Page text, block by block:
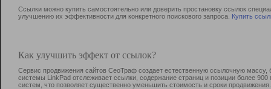
Ссылки можно купить самостоятельно или доверить простановку ссылок
улучшению их эффективности для конкретного поискового запроса. Купить
Как улучшить эффект от ссылок?
Сервис продвижения сайтов СеоТраф создает естественную ссылочную
системы LinkPad отслеживает ссылки, содержание страниц и позиции более
систем, что позволяет существенно уменьшить стоимость и сроки продвижения.